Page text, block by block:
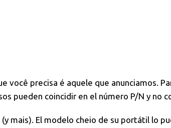
você precisa é aquele que anunciamos.
pueden coincidir en el número P/N y no
mais). El modelo cheio de su portátil lo